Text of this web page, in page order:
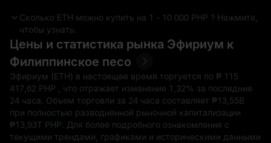
Сколько ETH можно купить на 1 - 10 000 PHP ? Нажмите,
чтобы узнать.
Цены и статистика рынка Эфириум к
Филиппинское песо
Эфириум (ETH) в настоящее время торгуется по ₱‎ 115
417,62 PHP , что отражает изменение 1,32% за последние
24 часа. Объем торговли за 24 часа составляет ₱‎13,55B
при полностью разводненной рыночной капитализации
₱‎13,93T PHP. Для более подробного ознакомления с
текущими трендами, графиками и историческими данными